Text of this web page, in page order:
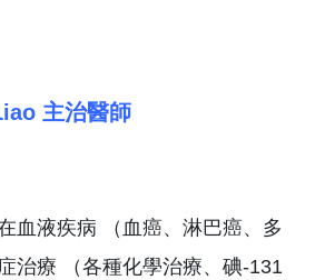
主治醫師
血液疾病 （血癌、淋巴癌、多
治療 （各種化學治療、碘-131